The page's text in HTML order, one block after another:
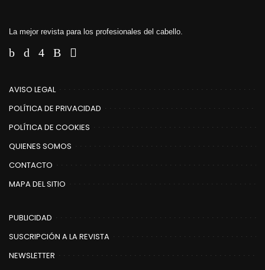
La mejor revista para los profesionales del cabello.
AVISO LEGAL
POLÍTICA DE PRIVACIDAD
POLÍTICA DE COOKIES
QUIENES SOMOS
CONTACTO
MAPA DEL SITIO
PUBLICIDAD
SUSCRIPCIÓN A LA REVISTA
NEWSLETTER